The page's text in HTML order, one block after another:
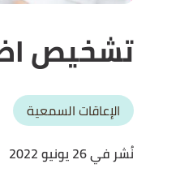
تشخيص
الإعاقات السمعية
نُشر في 26 يونيو 2022